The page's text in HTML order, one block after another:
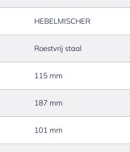
HEBELMISCHER
Roestvrij staal
115 mm
187 mm
101 mm